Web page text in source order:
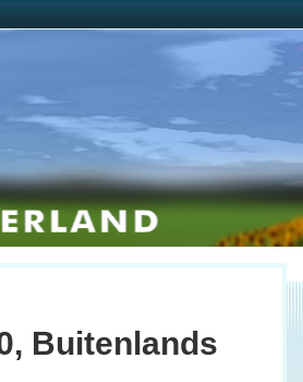
Buitenlands